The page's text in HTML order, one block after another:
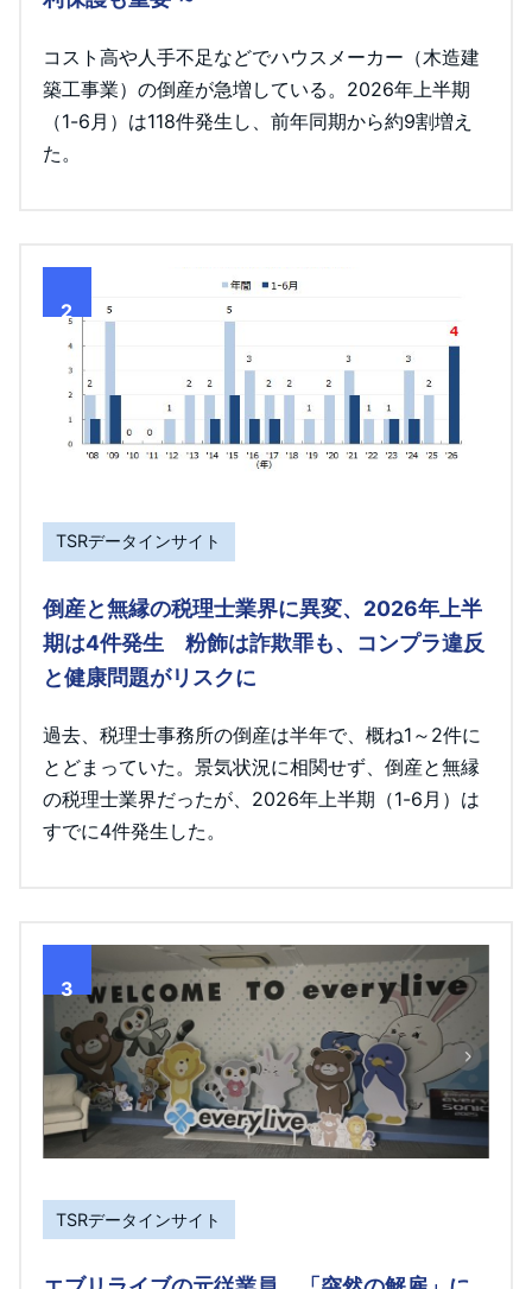
コスト高や人手不足などでハウスメーカー（木造建
築工事業）の倒産が急増している。2026年上半期
（1-6月）は118件発生し、前年同期から約9割増え
た。
2
TSRデータインサイト
倒産と無縁の税理士業界に異変、2026年上半
期は4件発生 粉飾は詐欺罪も、コンプラ違反
と健康問題がリスクに
過去、税理士事務所の倒産は半年で、概ね1～2件に
とどまっていた。景気状況に相関せず、倒産と無縁
の税理士業界だったが、2026年上半期（1-6月）は
すでに4件発生した。
3
TSRデータインサイト